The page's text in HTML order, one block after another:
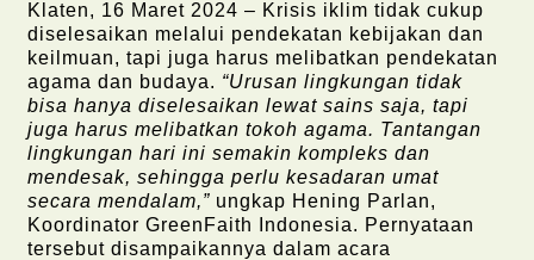
Klaten, 16 Maret 2024 – Krisis iklim tidak cukup
diselesaikan melalui pendekatan kebijakan dan
keilmuan, tapi juga harus melibatkan pendekatan
agama dan budaya. “Urusan lingkungan tidak
bisa hanya diselesaikan lewat sains saja, tapi
juga harus melibatkan tokoh agama. Tantangan
lingkungan hari ini semakin kompleks dan
mendesak, sehingga perlu kesadaran umat
secara mendalam,” ungkap Hening Parlan,
Koordinator GreenFaith Indonesia. Pernyataan
tersebut disampaikannya dalam acara